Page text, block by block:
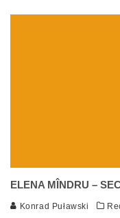
ELENA MÎNDRU –
Konrad Puławski